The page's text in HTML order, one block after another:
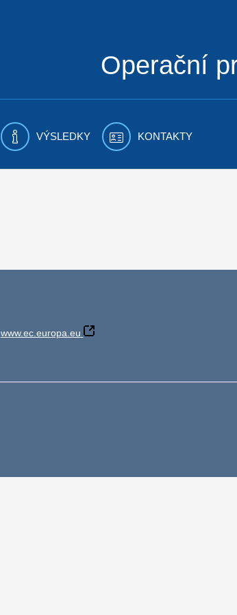
Operační
VÝSLEDKY KONTAKTY
www.ec.europa.eu